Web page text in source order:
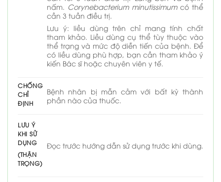
nấm. Corynebacterium minutissimumcó thể
cần 3 tuần điều trị.
Lưu ý: liều dùng trên chỉ mang tính chất
tham khảo. Liều dùng cụ thể tùy thuộc vào
thể trạng và mức độ diễn tiến của bệnh. Để
có liều dùng phù hợp, bạn cần tham khảo ý
kiến Bác sĩ hoặc chuyên viên y tế.
CHỐNG
CHỈ
ĐỊNH
Bệnh nhân bị mẫn cảm với bất kỳ thành
phần nào của thuốc.
LƯU Ý
KHI SỬ
DỤNG
(THẬN
TRỌNG)
Đọc trước hướng dẫn sử dụng trước khi dùng.